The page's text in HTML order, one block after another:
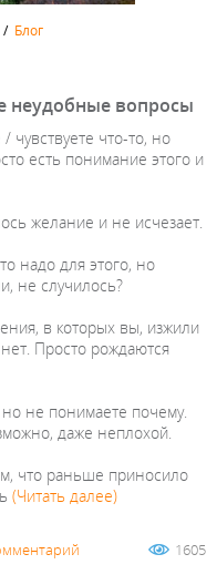
/ Блог
неудобные вопросы
чувствуете что-то, но
есть понимание этого и
желание и не исчезает.
надо для этого, но
не случилось?
в которых вы, изжили
Просто рождаются
не понимаете почему.
даже неплохой.
что раньше приносило
(Читать далее)
1605